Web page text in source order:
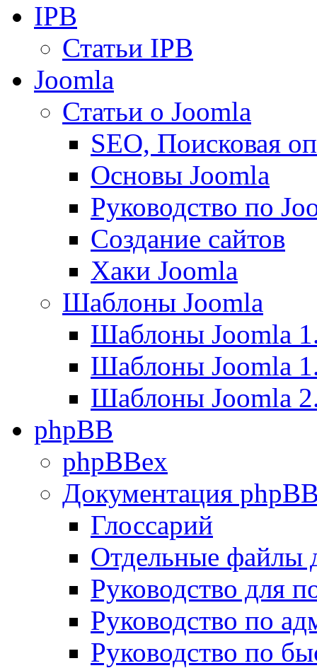
IPB
Статьи IPB
Joomla
Статьи о Joomla
SEO, Поисковая
Основы Joomla
Руководство по
Создание сайтов
Хаки Joomla
Шаблоны Joomla
Шаблоны Joomla
Шаблоны Joomla
Шаблоны Joomla
phpBB
phpBBex
Документация
Глоссарий
Отдельные файлы
Руководство для
Руководство по
Руководство по